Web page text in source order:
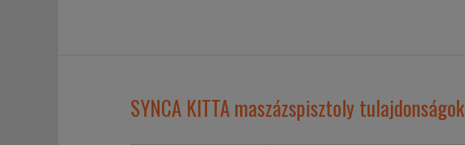
SYNCA KITTA maszázspisztoly tulajdonságok